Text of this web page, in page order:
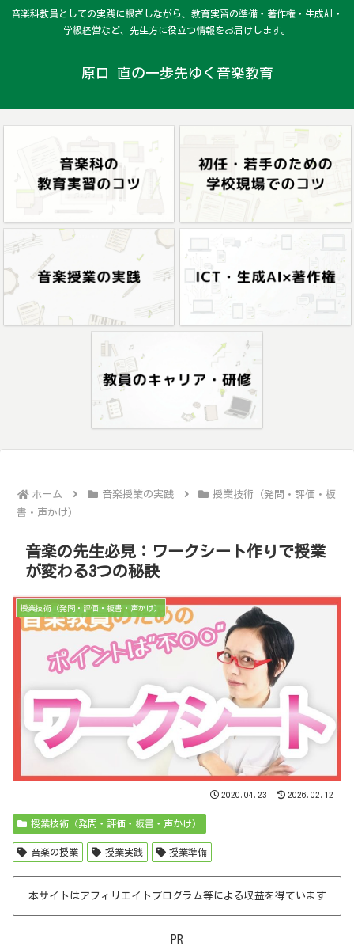
音楽科教員としての実践に根ざしながら、教育実習の準備・著作権・生成AI・
学級経営など、先生方に役立つ情報をお届けします。
原口 直の一歩先ゆく音楽教育
ホーム 音楽授業の実践
授業技術（発問・評価・板
書・声かけ）
音楽の先生必見：ワークシート作りで授業
が変わる3つの秘訣
授業技術（発問・評価・板書・声かけ）
2020.04.23 2026.02.12
授業技術（発問・評価・板書・声かけ）
音楽の授業 授業実践 授業準備
本サイトはアフィリエイトプログラム等による収益を得ています
PR